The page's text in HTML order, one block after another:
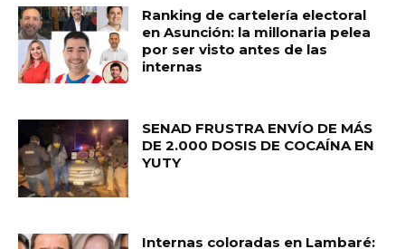
Ranking de cartelería electoral
en Asunción: la millonaria pelea
por ser visto antes de las
internas
SENAD FRUSTRA ENVÍO DE MÁS
DE 2.000 DOSIS DE COCAÍNA EN
YUTY
Internas coloradas en Lambaré: